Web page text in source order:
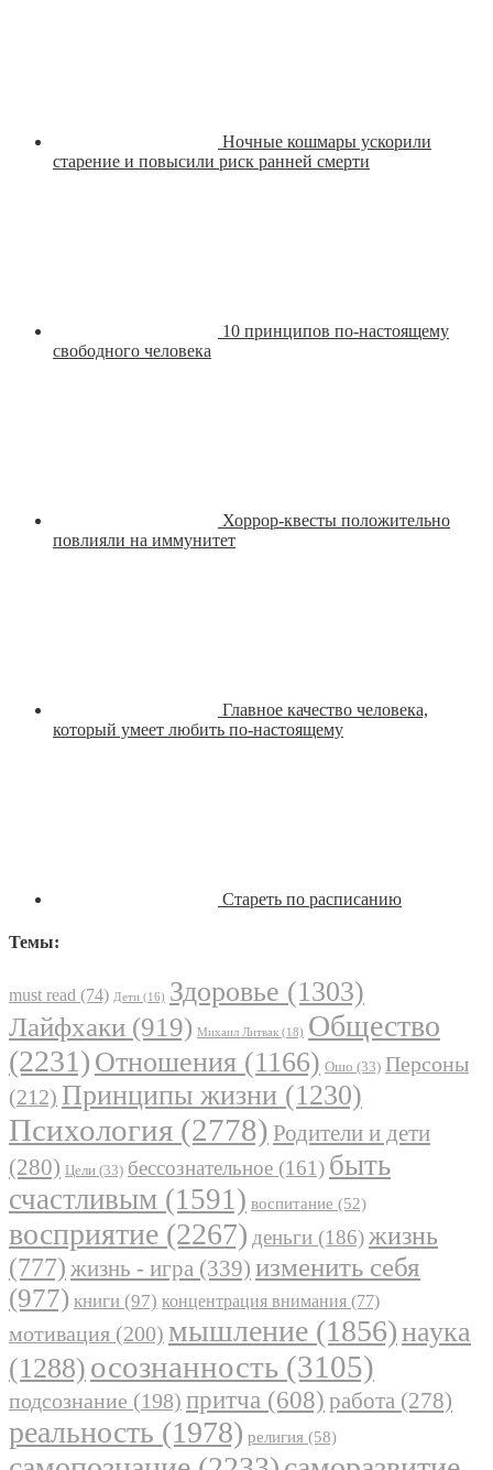
Ночные кошмары ускорили
старение и повысили риск ранней смерти
10 принципов по-настоящему
свободного человека
Хоррор-квесты положительно
повлияли на иммунитет
Главное качество человека,
который умеет любить по-настоящему
Стареть по расписанию
Темы:
must read (74) Дети (16) Здоровье (1303)
Лайфхаки (919) Михаил Литвак (18) Общество
(2231) Отношения (1166) Ошо (33) Персоны
(212) Принципы жизни (1230)
Психология (2778) Родители и дети
(280) Цели (33) бессознательное (161) быть
счастливым (1591) воспитание (52)
восприятие (2267) деньги (186)жизнь
(777) жизнь - игра (339) изменить себя
(977) книги (97) концентрация внимания (77)
мотивация (200) мышление (1856)наука
(1288) осознанность (3105)
подсознание (198) притча (608) работа (278)
реальность (1978) религия (58)